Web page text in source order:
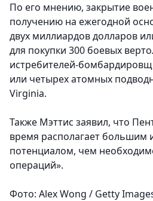
По его мнению, закрытие
получению на ежегодной
двух миллиардов долларов
для покупки 300 боевых
истребителей-
или четырех атомных
Virginia.
Также Мэттис заявил, что
время располагает большим
потенциалом, чем
операций».
Фото: Alex Wong / Getty